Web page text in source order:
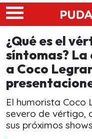
Skip to main content
¿Qué es el
síntomas? La
a Coco
El humorista Coco
severo de vértigo,
sus próximos